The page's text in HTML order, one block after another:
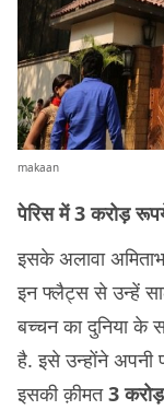
makaan
पेरिस में 3 करोड़
इसके अलावा
इन फ्लैट्स से उन्हें
बच्चन का दुनिया के
है. इसे उन्होंने अपनी
इसकी क़ीमत3